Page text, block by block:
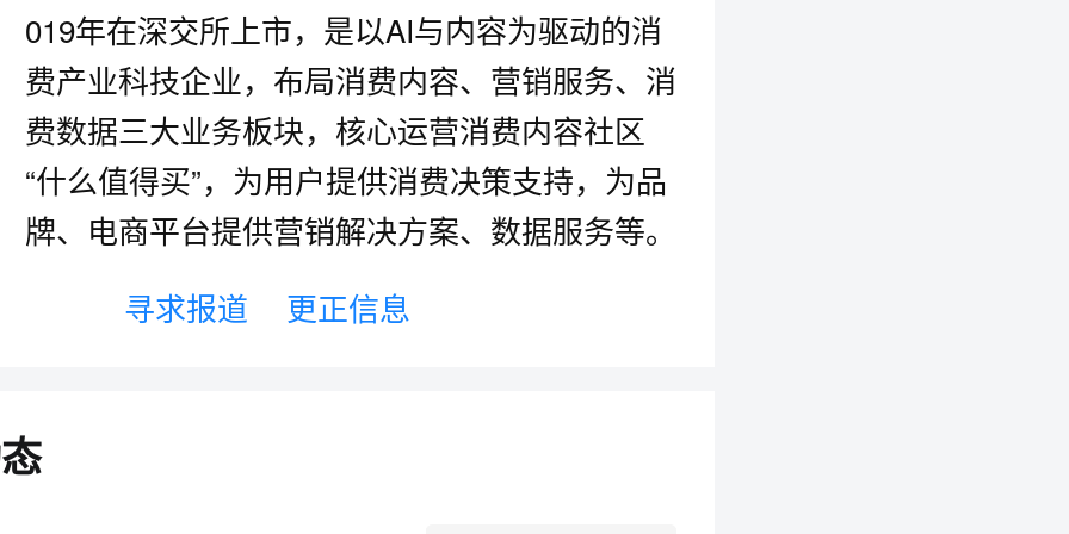
019年在深交所上市，是以AI与内容为驱动的消
费产业科技企业，布局消费内容、营销服务、消
费数据三大业务板块，核心运营消费内容社区
“什么值得买”，为用户提供消费决策支持，为品
牌、电商平台提供营销解决方案、数据服务等。
寻求报道
更正信息